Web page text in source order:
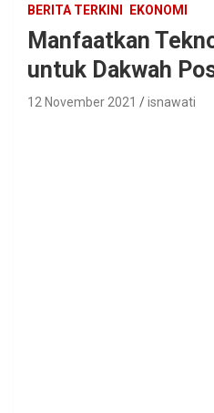
BERITA TERKINI EKONOMI
Manfaatkan
untuk Dakwah
12 November 2021 isnawati